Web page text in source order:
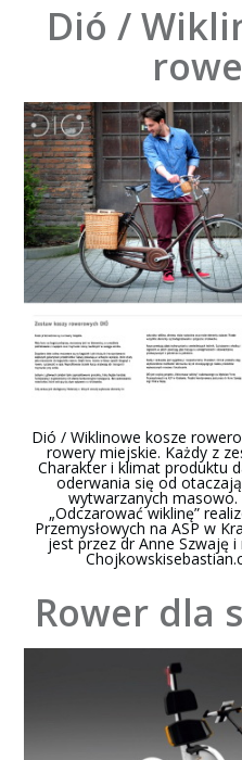
Dió /
Dió / Wiklinowe kosze
rowery miejskie. Każdy z
Charakter i klimat produktu
oderwania się od
wytwarzanych
„Odczarować wiklinę”
Przemysłowych na ASP w
jest przez dr Anne Szwaję
Rower dla